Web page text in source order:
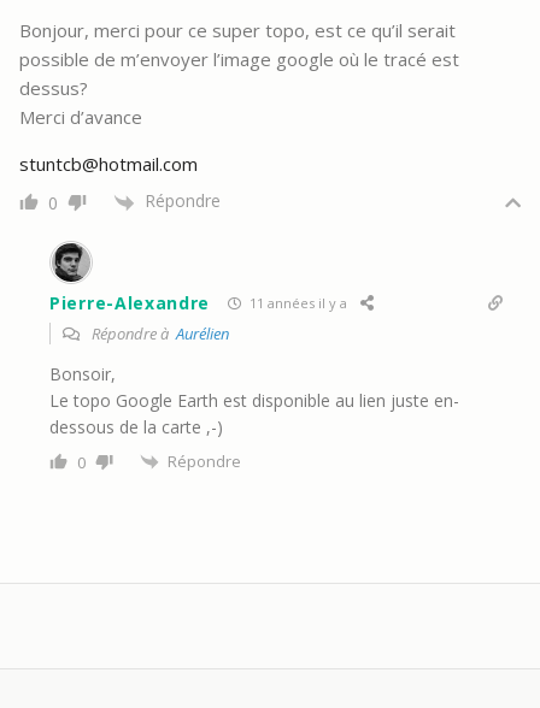
Bonjour, merci pour ce super topo, est ce qu’il serait
possible de m’envoyer l’image google où le tracé est
dessus?
Merci d’avance
stuntcb@hotmail.com
0 Répondre
Pierre-Alexandre 11 années il y a
Répondre àAurélien
Bonsoir,
Le topo Google Earth est disponible au lien juste en-
dessous de la carte ,-)
0 Répondre